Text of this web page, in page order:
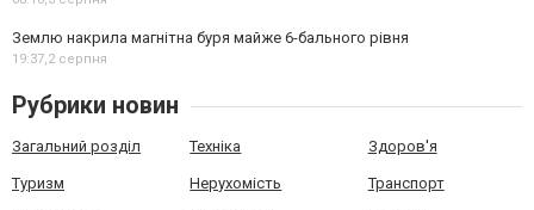
Землю накрила магнітна буря майже 6-бального рівня
19:37,2 серпня
Рубрики новин
Загальний розділ Техніка Здоров'я
Туризм Нерухомість Транспорт